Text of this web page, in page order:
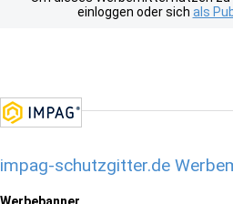
einloggen oder sich als
impag-schutzgitter.de